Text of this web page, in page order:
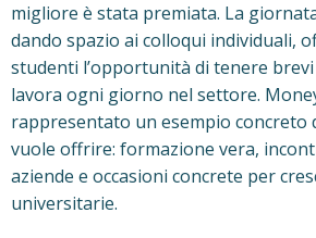
migliore è stata premiata. La
dando spazio ai colloqui individuali,
studenti l’opportunità di tenere
lavora ogni giorno nel settore.
rappresentato un esempio concreto
vuole offrire: formazione vera,
aziende e occasioni concrete per
universitarie.